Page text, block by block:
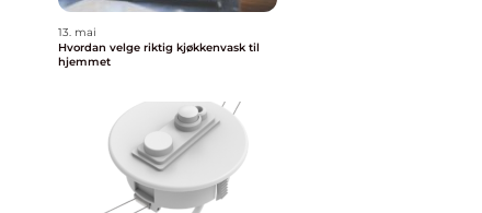
13. mai
Hvordan velge riktig kjøkkenvask til
hjemmet